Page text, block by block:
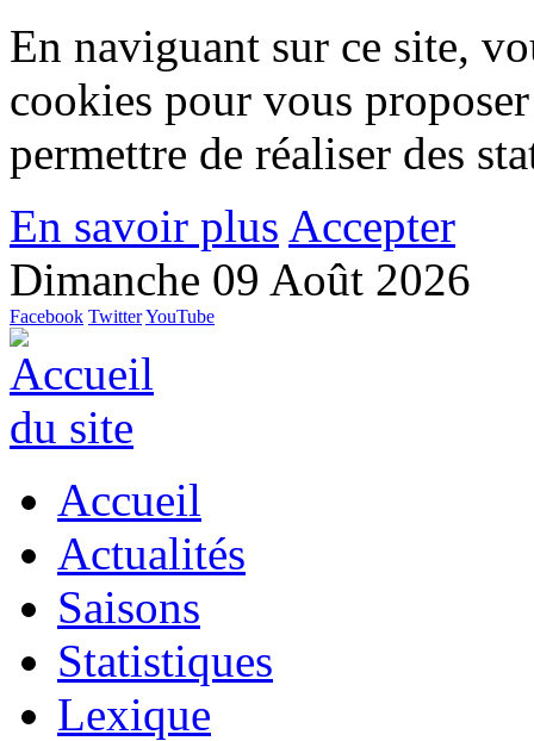
En naviguant sur ce site,
cookies pour vous
permettre de réaliser des
En savoir plus Accepter
Dimanche 09 Août 2026
Facebook TwitterYouTube
Accueil
Actualités
Saisons
Statistiques
Lexique